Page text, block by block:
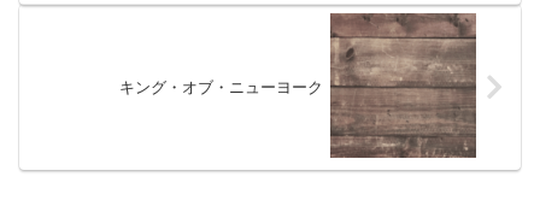
キング・オブ・ニューヨーク